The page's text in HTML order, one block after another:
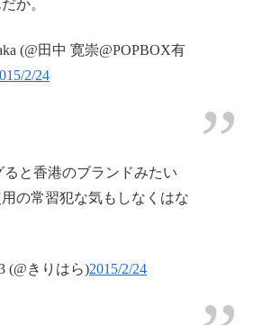
か。
(@田中 寛崇@POPBOX有
2/24
と香港のブランドみたい
の常習犯な気もしなくはな
(@きりはら)2015/2/24